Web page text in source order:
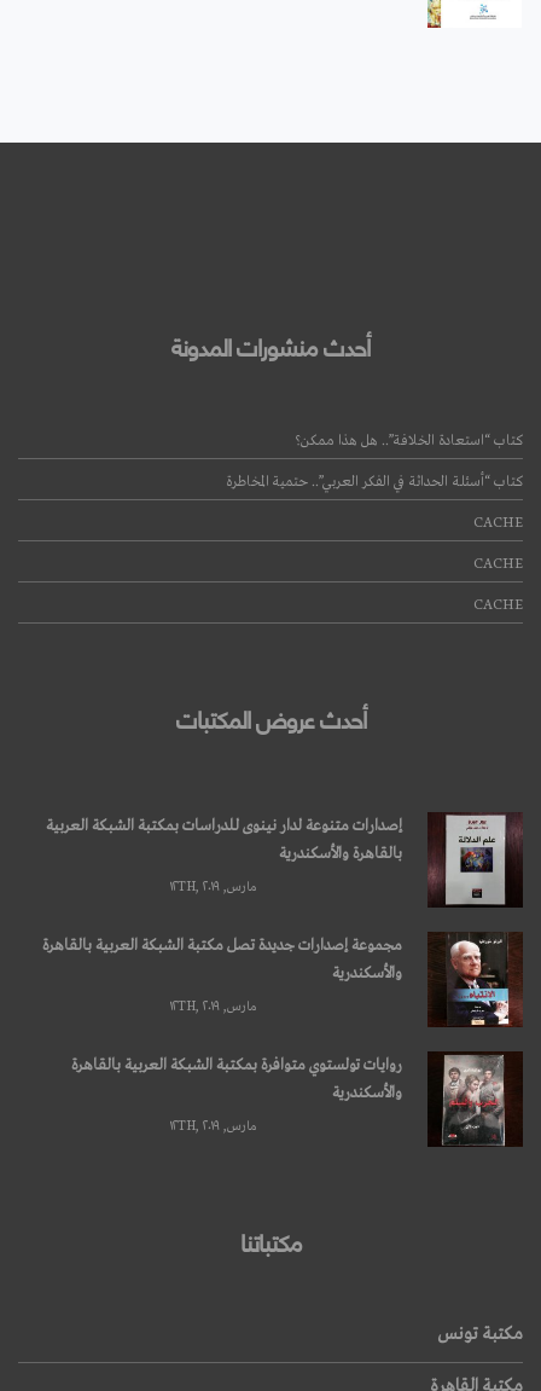
أحدث منشورات المدونة
كتاب “استعادة الخلافة”.. هل هذا ممكن؟
كتاب “أسئلة الحداثة في الفكر العربي”.. حتمية المخاطرة
CACHE
CACHE
CACHE
أحدث عروض المكتبات
إصدارات متنوعة لدار نينوى للدراسات بمكتبة الشبكة العربية
بالقاهرة والأسكندرية
مارس, ۱۲TH, ۲۰۱۹
مجموعة إصدارات جديدة تصل مكتبة الشبكة العربية بالقاهرة
والأسكندرية
مارس, ۱۲TH, ۲۰۱۹
روايات تولستوي متوافرة بمكتبة الشبكة العربية بالقاهرة
والأسكندرية
مارس, ۱۲TH, ۲۰۱۹
مكتباتنا
مكتبة تونس